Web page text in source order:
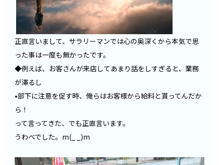
正直言いまして、サラリーマンでは心の奥深くから本気で思
った事は一度も無かったです。
◆例えば、お客さんが来店してあまり話をしすぎると、業務
が滞るし
•部下に注意を促す時、俺らはお客様から給料と貰ってんだか
ら！
って言ってきた、でも正直言います。
うわべでした。m(_ _)m